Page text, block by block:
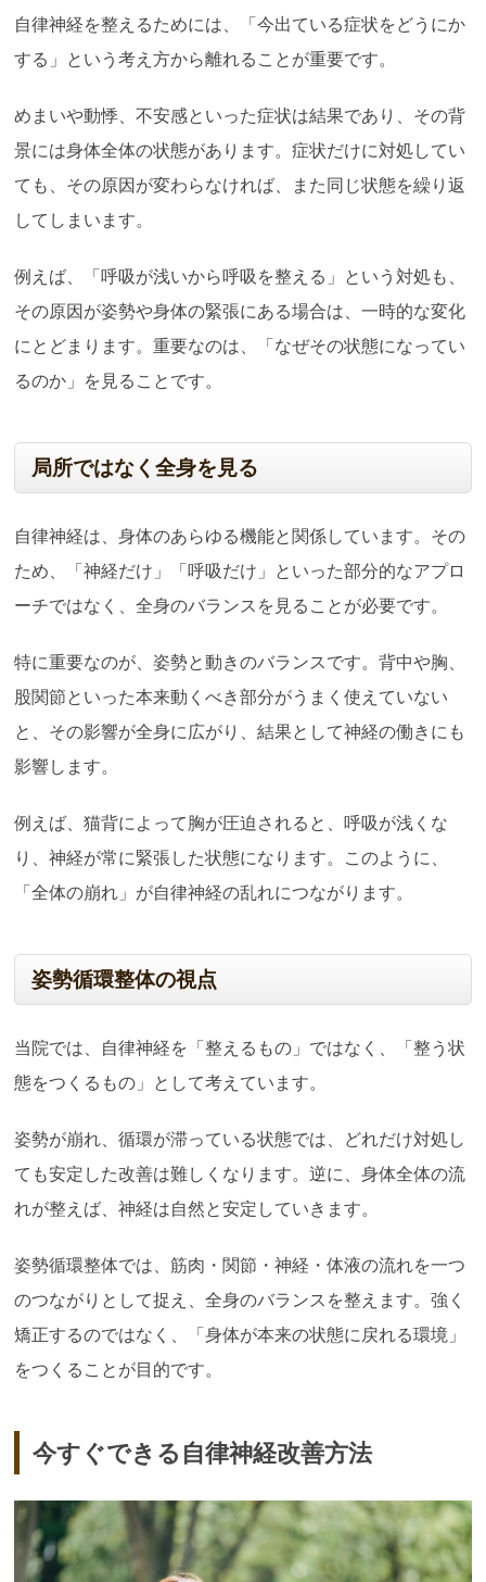
自律神経を整えるためには、「今出ている症状をどうにか
する」という考え方から離れることが重要です。
めまいや動悸、不安感といった症状は結果であり、その背
景には身体全体の状態があります。症状だけに対処してい
ても、その原因が変わらなければ、また同じ状態を繰り返
してしまいます。
例えば、「呼吸が浅いから呼吸を整える」という対処も、
その原因が姿勢や身体の緊張にある場合は、一時的な変化
にとどまります。重要なのは、「なぜその状態になってい
るのか」を見ることです。
局所ではなく全身を見る
自律神経は、身体のあらゆる機能と関係しています。その
ため、「神経だけ」「呼吸だけ」といった部分的なアプロ
ーチではなく、全身のバランスを見ることが必要です。
特に重要なのが、姿勢と動きのバランスです。背中や胸、
股関節といった本来動くべき部分がうまく使えていない
と、その影響が全身に広がり、結果として神経の働きにも
影響します。
例えば、猫背によって胸が圧迫されると、呼吸が浅くな
り、神経が常に緊張した状態になります。このように、
「全体の崩れ」が自律神経の乱れにつながります。
姿勢循環整体の視点
当院では、自律神経を「整えるもの」ではなく、「整う状
態をつくるもの」として考えています。
姿勢が崩れ、循環が滞っている状態では、どれだけ対処し
ても安定した改善は難しくなります。逆に、身体全体の流
れが整えば、神経は自然と安定していきます。
姿勢循環整体では、筋肉・関節・神経・体液の流れを一つ
のつながりとして捉え、全身のバランスを整えます。強く
矯正するのではなく、「身体が本来の状態に戻れる環境」
をつくることが目的です。
今すぐできる自律神経改善方法